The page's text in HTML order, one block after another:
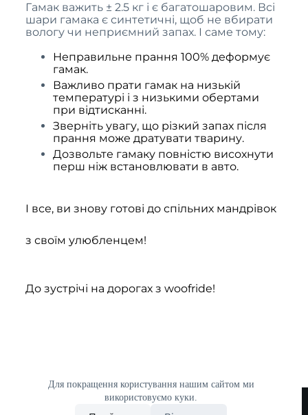
Для покращення користування нашим сайтом ми
використовуємо куки.
Гамак важить ± 2.5 кг і є багатошаровим. Всі
шари гамака є синтетичні, щоб не вбирати
вологу чи неприємний запах. І саме тому:
Неправильне прання 100% деформує
гамак.
Важливо прати гамак на низькій
температурі і з низькими обертами
при відтисканні.
Зверніть увагу, що різкий запах після
прання може дратувати тварину.
Дозвольте гамаку повністю висохнути
перш ніж встановлювати в авто.
І все, ви знову готові до спільних мандрівок
з своїм улюбленцем!
До зустрічі на дорогах з woofride!
Політика конфіденційності
Доставка і Оплата